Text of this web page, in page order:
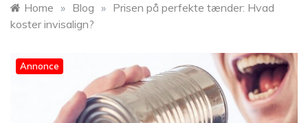
Home » Blog » Prisen på perfekte tænder: Hvad
koster invisalign?
Annonce